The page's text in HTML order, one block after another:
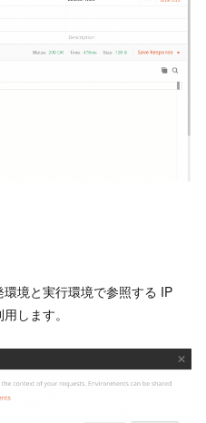
境と実行環境で参照する IP
します。